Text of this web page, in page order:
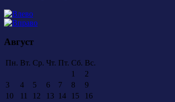
Август
Пн. Вт. Ср. Чт. Пт. Сб. Вс.
1
2
3
4 5 6 7 8
9
10
11 12 13 14 15
16